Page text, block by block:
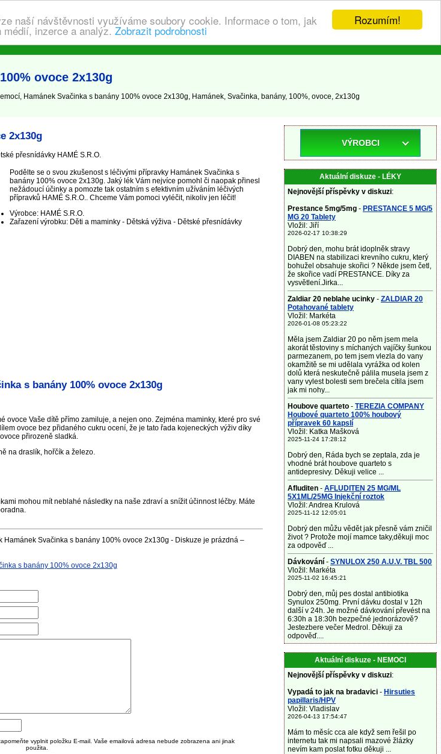
Rozumím!
naší návštěvnosti využíváme soubory cookie. Informace o tom, jak
inzerce a analýz. Zobrazit podrobnosti
ovoce 2x130g
Hamánek Svačinka s banány 100% ovoce 2x130g, Hamánek, Svačinka, banány, 100%, ovoce, 2x130g
2x130g
přesnídávky HAMÉ S.R.O.
Podělte se o svou zkušenost s léčivými přípravky Hamánek Svačinka s
banány 100% ovoce 2x130g. Jaký lék Vám nejvíce pomohl či naopak přinesl
nežádoucí účinky a pomozte tak ostatním s efektivním užíváním léčivých
přípravků HAMÉ S.R.O.. Chceme Vám pomoci vyléčit, nikoliv jen léčit!
Výrobce: HAMÉ S.R.O.
Zařazení výrobku: Děti a maminky - Dětská výživa - Dětské přesnídávky
s banány 100% ovoce 2x130g
ovoce Vaše dítě přímo zamiluje, a nejen ono. Zejména maminky, které pro své
ovoce bez přidaného cukru ocení, že je tato řada kojeneckých výživ díky
přirozeně sladká.
na draslík, hořčík a železo.
mohou mít neblahé následky na naše zdraví a snížit účinnost léčby. Máte
Svačinka s banány 100% ovoce 2x130g - Diskuze je prázdná –
s banány 100% ovoce 2x130g
vyplnit položku E-mail. Vaše emailová adresa nebude zobrazena ani jinak
použita.
VÝROBCI
Aktuální diskuze - LÉKY
Nejnovější příspěvky v diskuzi:
Prestance 5mg/5mg - PRESTANCE 5 MG/5
MG 20 Tablety
Vložil: Jiří
2026-02-17 10:38:29
Dobrý den, mohu brát idoplněk stravy
DIABEN na stabilizaci krevního cukru, který
bohužel obsahuje skořici ? Někde jsem četl,
že skořice vadí PRESTANCE. Díky za
vysvětlení.Jirka...
Zaldiar 20 neblahe ucinky - ZALDIAR 20
Potahované tablety
Vložil: Markéta
2026-01-08 05:23:22
Měla jsem Zaldiar 20 po něm jsem mela
akorát těstoviny s míchaných vajíčky šunkou
parmezanem, po tem jsem vlezla do vany
okamžitě se mi udělala vyrážka od kolen
dolů která neskutečně pálila musela jsem z
vany vylest bolesti sem brečela cítila jsem
jak mi nohy...
Houbove quarteto - TEREZIA COMPANY
Houbové quarteto 100% houbový
přípravek 60 kapslí
Vložil: Katka Mašková
2025-11-24 17:28:12
Dobrý den, Ráda bych se zeptala, zda je
vhodné brát houbove quarteto s
antidepresivy. Děkuji velice ...
Afluditen - AFLUDITEN 25 MG/ML
5X1ML/25MG Injekční roztok
Vložil: Andrea Krulová
2025-11-12 12:05:01
Dobrý den můžu vědět jak přesně vám zničil
život ? Protože mojí mamce taky,děkuji moc
za odpověď ...
Dávkování - SYNULOX 250 A.U.V. TBL 500
Vložil: Markéta
2025-11-02 16:45:21
Dobrý den, můj pes dostal antibiotika
Synulox 250mg. První dávku dostal v 12h
další v 24h. Je možné dávkování převést na
6:30h a 18:30h bezpečné jednorázově?
Jestezbere večer Medrol. Děkuji za
odpověď....
Aktuální diskuze - NEMOCI
Nejnovější příspěvky v diskuzi:
Vypadá to jak na bradavici - Hirsuties
papillaris/HPV
Vložil: Vladislav
2026-04-13 17:54:47
Mám to měsíc cca ale když sem řešil po
internetu tak mi napsali mazové žlázky
nevím kam poslat fotku děkuji ...